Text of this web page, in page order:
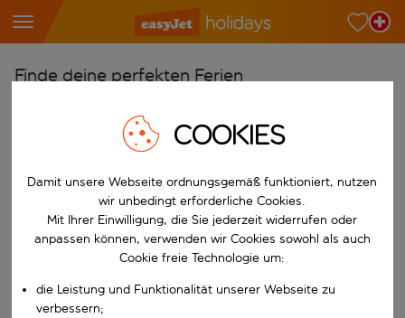
Finde deine perfekten Ferien
Wähle deine Flughäfen
Beginne mit der Eingabe für die automatische
Reiseziele finden
Nach
W&auml;hle ein Ab- und R&uuml;ckflugdatum aus.
Wähle deine Reisedaten
Wann
Wer
COOKIES
Damit unsere Webseite ordnungsgemäß funktioniert, nutzen
wir unbedingt erforderliche Cookies.
Mit Ihrer Einwilligung, die Sie jederzeit widerrufen oder
anpassen können, verwenden wir Cookies sowohl als auch
Cookie freie Technologie um:
die Leistung und Funktionalität unserer Webseite zu
verbessern;